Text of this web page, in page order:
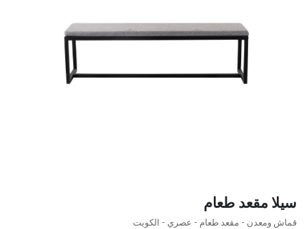
سيلا مقعد طعام
قماش ومعدن - مقعد طعام - عصري - الكويت